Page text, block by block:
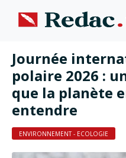
Journée
polaire 2026 :
que la planète
entendre
ENVIRONNEMENT - ECOLOGIE